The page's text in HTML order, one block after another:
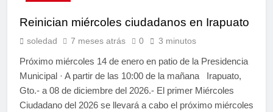
Reinician miércoles ciudadanos en Irapuato
soledad 7 meses atrás 0 3 minutos
Próximo miércoles 14 de enero en patio de la Presidencia
Municipal · A partir de las 10:00 de la mañana Irapuato,
Gto.- a 08 de diciembre del 2026.- El primer Miércoles
Ciudadano del 2026 se llevará a cabo el próximo miércoles